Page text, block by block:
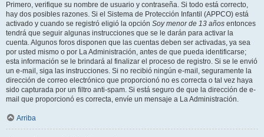
Primero, verifique su nombre de usuario y contraseña. Si todo está correcto,
hay dos posibles razones. Si el Sistema de Protección Infantil (APPCO) está
activado y cuando se registró eligió la opción Soy menor de 13 años entonces
tendrá que seguir algunas instrucciones que se le darán para activar la
cuenta. Algunos foros disponen que las cuentas deben ser activadas, ya sea
por usted mismo o por La Administración, antes de que pueda identificarse;
esta información se le brindará al finalizar el proceso de registro. Si se le envió
un e-mail, siga las instrucciones. Si no recibió ningún e-mail, seguramente la
dirección de correo electrónico que proporcionó no es correcta o tal vez haya
sido capturada por un filtro anti-spam. Si está seguro de que la dirección de e-
mail que proporcionó es correcta, envíe un mensaje a La Administración.
Arriba